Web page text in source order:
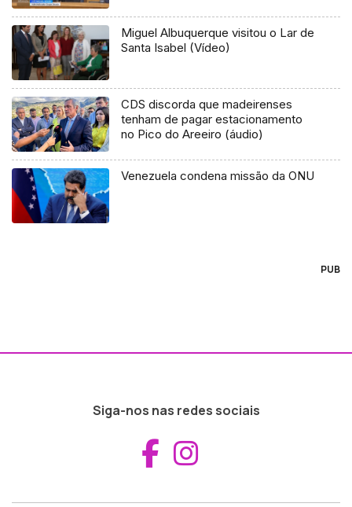
Miguel Albuquerque visitou o Lar de
Santa Isabel (Vídeo)
CDS discorda que madeirenses
tenham de pagar estacionamento
no Pico do Areeiro (áudio)
Venezuela condena missão da ONU
PUB
Siga-nos nas redes sociais
Aceder ao